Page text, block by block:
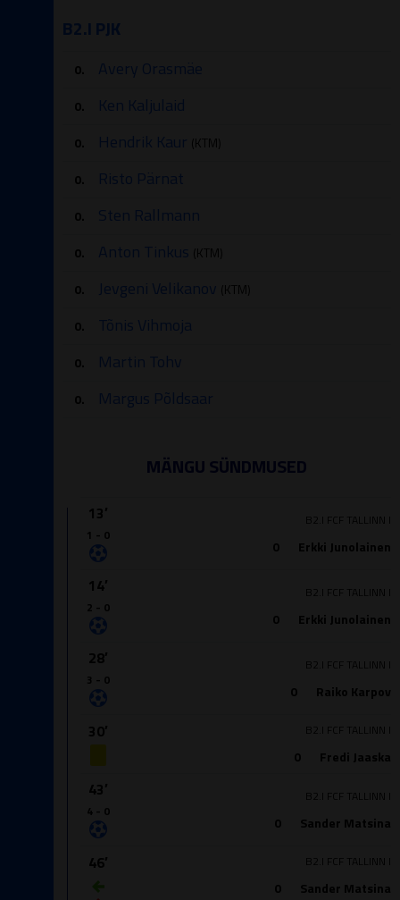
B2.I PJK
0. Avery Orasmäe
0. Ken Kaljulaid
0. Hendrik Kaur (KTM)
0.
Risto Pärnat
0. Sten Rallmann
0. Anton Tinkus (KTM)
0.
Jevgeni Velikanov (KTM)
0.
Tõnis Vihmoja
0. Martin Tohv
0. Margus Põldsaar
MÄNGU SÜNDMUSED
13′
1 - 0
0 Erkki Junolainen
B2.I FCF TALLINN I
14′
2 - 0
0 Erkki Junolainen
B2.I FCF TALLINN I
28′
3 - 0
0 Raiko Karpov
B2.I FCF TALLINN I
30′
0 Fredi Jaaska
B2.I FCF TALLINN I
43′
4 - 0
0 Sander Matsina
B2.I FCF TALLINN I
46′
0
Sander Matsina
B2.I FCF TALLINN I